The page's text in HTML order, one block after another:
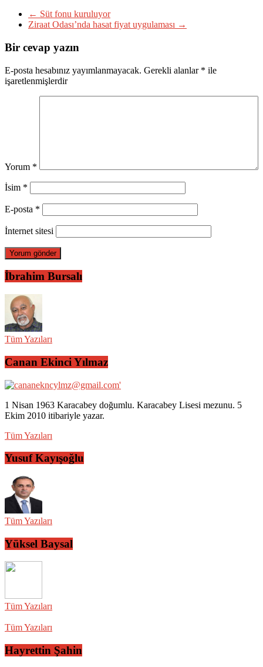
← Süt fonu kuruluyor
Ziraat Odası’nda hasat fiyat uygulaması →
Bir cevap yazın
E-posta hesabınız yayımlanmayacak. Gerekli alanlar * ile
işaretlenmişlerdir
Yorum *
İsim *
E-posta *
İnternet sitesi
İbrahim Bursalı
Tüm Yazıları
Canan Ekinci Yılmaz
1 Nisan 1963 Karacabey doğumlu. Karacabey Lisesi mezunu. 5
Ekim 2010 itibariyle yazar.
Tüm Yazıları
Yusuf Kayışoğlu
Tüm Yazıları
Yüksel Baysal
Tüm Yazıları
Tüm Yazıları
Hayrettin Şahin